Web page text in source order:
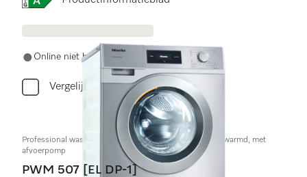
Online niet beschikbaar
Vergelijken
Professional wasmachine,Kleine Geweldenaar,elektr. verwarmd, met
afvoerpomp
PWM 507 [EL DP-1]